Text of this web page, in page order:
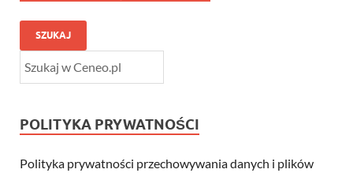
SZUKAJ
POLITYKA PRYWATNOŚCI
Polityka prywatności przechowywania danych i plików